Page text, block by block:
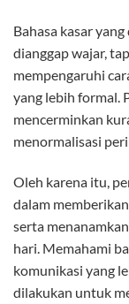
Bahasa kasar
dianggap wajar,
mempengaruhi
yang lebih formal.
mencerminkan
menormalisasi
Oleh karena itu,
dalam
serta
hari. Memahami
komunikasi yang
dilakukan untuk